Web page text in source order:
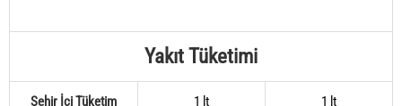
Yakıt Tüketimi
Şehir İçi Tüketim 1 lt 1 lt